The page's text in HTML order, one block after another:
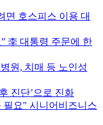
면 호스피스 이용 대
李 대통령 주문에 한
원, 치매 등 노인성
진단’으로 진화
필요" 시니어비즈니스